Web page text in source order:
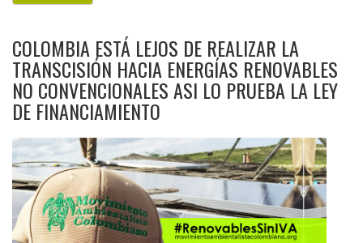
COLOMBIA ESTÁ LEJOS DE REALIZAR LA
TRANSCISIÓN HACIA ENERGÍAS RENOVABLES
NO CONVENCIONALES ASI LO PRUEBA LA LEY
DE FINANCIAMIENTO